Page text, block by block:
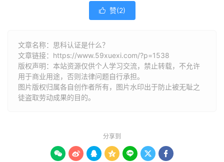
 赞(2)
文章名称：思科认证是什么？
文章链接： https://www.59xuexi.com/?p=1538
版权声明：本站资源仅供个人学习交流，禁止转载，不允许
用于商业用途，否则法律问题自行承担。
图片版权归属各自创作者所有，图片水印出于防止被无耻之
徒盗取劳动成果的目的。
分享到
      